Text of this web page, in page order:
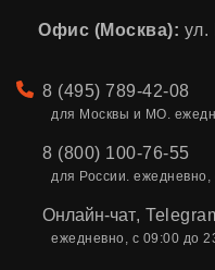
Офис (Москва): ул.
Телефон
8 (495) 789-42-08
для Москвы и МО.
8 (800) 100-76-55
для России. ежедневно,
Онлайн-чат,
ежедневно, с 09:00 до